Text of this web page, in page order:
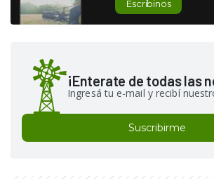
Escribinos
¡Enterate de todas las
Ingresá tu e-mail y recibí
Suscribirme